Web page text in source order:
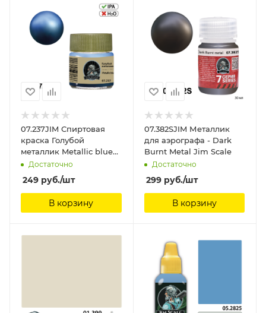
07.237JIM Спиртовая
краска Голубой
металлик Metallic blue
Jim Scale
Достаточно
249 руб./шт
В корзину
07.382SJIM Металлик
для аэрографа - Dark
Burnt Metal Jim Scale
Достаточно
299руб./шт
В корзину